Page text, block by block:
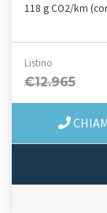
118 g CO2/km
Listino
€12.965